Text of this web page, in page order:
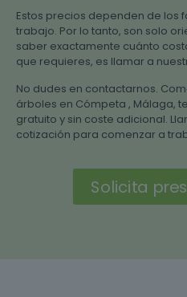
Estos precios dependen de los
trabajo. Por lo tanto, son solo
saber exactamente cuánto
que requieres, es llamar a
No dudes en contactarnos.
árboles en Cómpeta , Málaga,
gratuito y sin coste adicional.
cotización para comenzar a
Solicita